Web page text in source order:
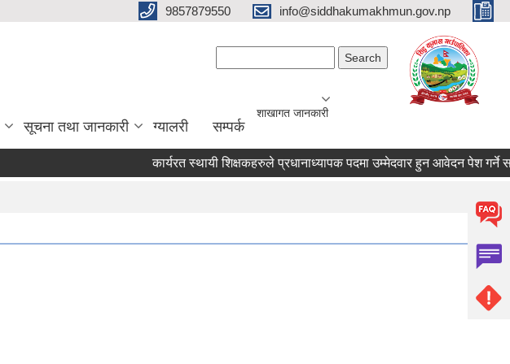
9857879550 info@siddhakumakhmun.gov.np
सूचना तथा जानकारी ग्यालरी सम्पर्क
शाखागत जानकारी
कार्यरत स्थायी शिक्षकहरुले प्रधानाध्यापक पदमा उम्मेदवार हुन आवेदन पेश गर्ने